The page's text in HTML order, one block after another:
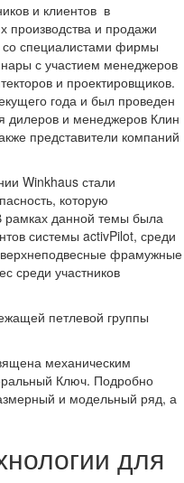
и клиентов в
производства и продажи
со специалистами фирмы
с участием менеджеров
и проектировщиков.
года и был проведен
дилеров и менеджеров Клин
представители компаний
Winkhaus стали
которую
рамках данной темы была
системы activPilot, среди
фрамужные
среди участников
петлевой группы
механическим
Ключ. Подробно
и модельный ряд, а
для